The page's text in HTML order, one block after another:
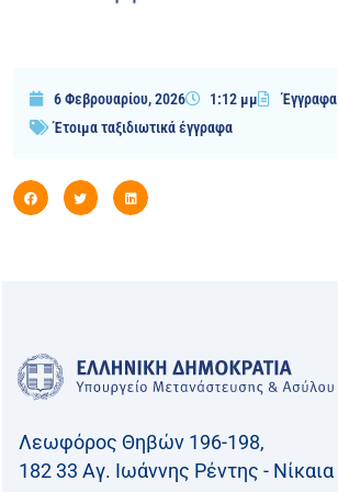
6 Φεβρουαρίου, 2026 1:12 μμ
Έγγραφα
Έτοιμα ταξιδιωτικά έγγραφα
Λεωφόρος Θηβών 196-198,
182 33 Aγ. Ιωάννης Ρέντης - Νίκαια